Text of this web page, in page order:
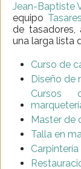
Jean-Baptiste
equipo
de tasadores,
una larga lista
Curso de
Diseño de
Cursos
Master de
Talla en